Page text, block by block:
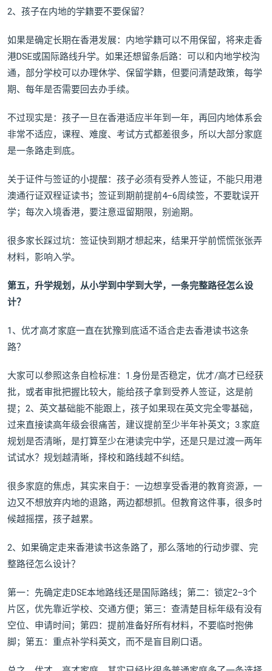
2、孩子在内地的学籍要不要保留？
如果是确定长期在香港发展：内地学籍可以不用保留，将来走香
港DSE或国际路线升学。如果还想留条后路：可以和内地学校沟
通，部分学校可以办理休学、保留学籍，但要问清楚政策，每学
期、每年是否需要回去办手续。
不过现实是：孩子一旦在香港适应半年到一年，再回内地体系会
非常不适应，课程、难度、考试方式都差很多，所以大部分家庭
是一条路走到底。
关于证件与签证的小提醒：孩子必须有受养人签证，不能只用港
澳通行证双程证读书；签证到期前提前4–6周续签，不要耽误开
学；每次入境香港，要注意逗留期限，别逾期。
很多家长踩过坑：签证快到期才想起来，结果开学前慌慌张张弄
材料，影响入学。
第五，升学规划，从小学到中学到大学，一条完整路径怎么设
计？
1、优才高才家庭一直在犹豫到底适不适合走去香港读书这条
路？
大家可以参照这条自检标准：1.身份是否稳定，优才/高才已经获
批，或者审批把握比较大，能给孩子拿到受养人签证，这是前
提；2、英文基础能不能跟上，孩子如果现在英文完全零基础，
过来直接读高年级会很痛苦，建议提前至少半年补英文；3.家庭
规划是否清晰，是打算至少在港读完中学，还是只是过渡一两年
试试水？规划越清晰，择校和路线越不纠结。
很多家庭的焦虑，其实来自于：一边想享受香港的教育资源，一
边又不想放弃内地的退路，两边都想抓。但教育这件事，很多时
候越摇摆，孩子越累。
2、如果确定走来香港读书这条路了，那么落地的行动步骤、完
整路径怎么设计？
第一：先确定走DSE本地路线还是国际路线；第二：锁定2–3个
片区，优先靠近学校、交通方便；第三：查清楚目标年级有没有
空位、申请时间；第四：提前准备好所有材料，不要临时抱佛
脚；第五：重点补学科英文，而不是盲目刷口语。